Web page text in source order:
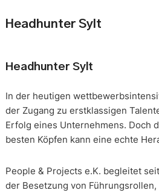
Headhunter Sylt
Headhunter Sylt
In der heutigen
der Zugang zu erstklassigen
Erfolg eines Unternehmens. Doch
besten Köpfen kann eine echte
People & Projects e.K. begleitet
der Besetzung von